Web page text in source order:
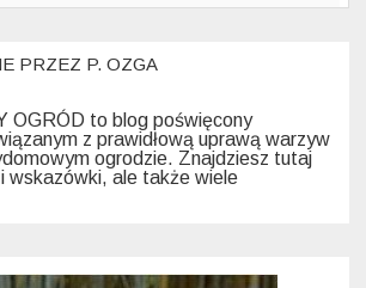
PRZEZ P. OZGA
OGRÓD to blog poświęcony
z prawidłową uprawą warzyw
ogrodzie. Znajdziesz tutaj
wskazówki, ale także wiele